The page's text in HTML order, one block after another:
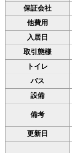
保証会社
他費用
入居日
取引態様
トイレ
バス
設備
備考
更新日